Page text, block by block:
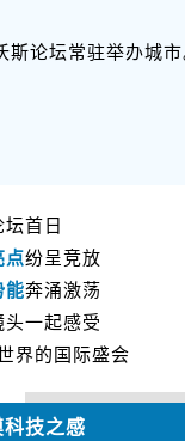
论坛常驻举办城
坛首日
点纷呈竞放
能奔涌激荡
头一起感受
界的国际盛会
技之感